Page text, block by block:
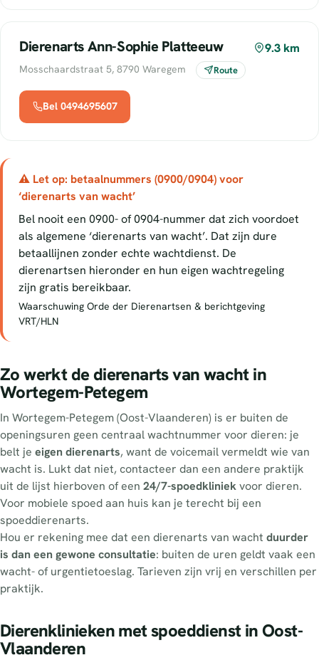
Dierenarts Ann-Sophie Platteeuw 9.3 km
Mosschaardstraat 5, 8790 Waregem Route
Bel 0494695607
⚠ Let op: betaalnummers (0900/0904) voor
‘dierenarts van wacht’
Bel nooit een 0900- of 0904-nummer dat zich voordoet
als algemene ‘dierenarts van wacht’. Dat zijn dure
betaallijnen zonder echte wachtdienst. De
dierenartsen hieronder en hun eigen wachtregeling
zijn gratis bereikbaar.
Waarschuwing Orde der Dierenartsen & berichtgeving
VRT/HLN
Zo werkt de dierenarts van wacht in
Wortegem-Petegem
In Wortegem-Petegem (Oost-Vlaanderen) is er buiten de
openingsuren geen centraal wachtnummer voor dieren: je
belt je eigen dierenarts, want de voicemail vermeldt wie van
wacht is. Lukt dat niet, contacteer dan een andere praktijk
uit de lijst hierboven of een 24/7-spoedkliniekvoor dieren.
Voor mobiele spoed aan huis kan je terecht bij een
spoeddierenarts.
Hou er rekening mee dat een dierenarts van wacht duurder
is dan een gewone consultatie: buiten de uren geldt vaak een
wacht- of urgentietoeslag. Tarieven zijn vrij en verschillen per
praktijk.
Dierenklinieken met spoeddienst in Oost-
Vlaanderen